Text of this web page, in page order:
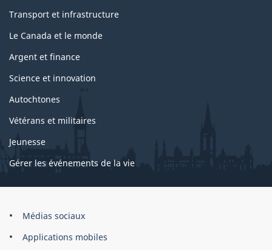
Transport et infrastructure
Le Canada et le monde
Argent et finance
Science et innovation
Autochtones
Vétérans et militaires
Jeunesse
Gérer les événements de la vie
Organisation
gouvernement
Médias sociaux
Applications mobiles